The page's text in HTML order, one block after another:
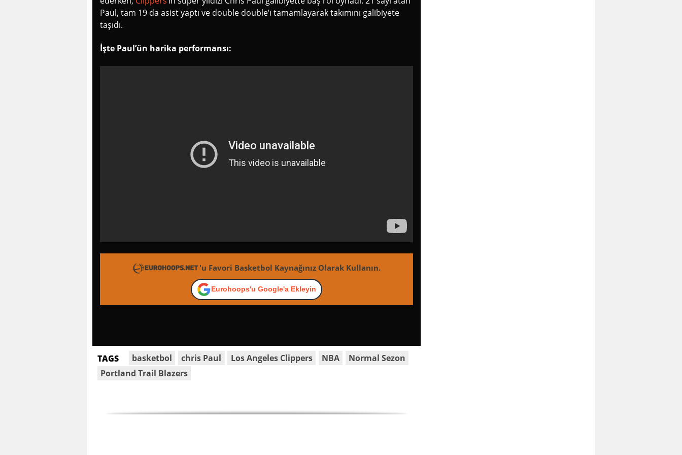
Paul, tam 19 da asist yaptı ve double double’ı tamamlayarak takımını galibiyete
taşıdı.
İşte Paul’ün harika performansı:
'u Favori Basketbol Kaynağınız Olarak Kullanın.
Eurohoops'u Google'a Ekleyin
TAGS basketbol chris Paul Los Angeles Clippers NBA
Normal Sezon
Portland Trail Blazers